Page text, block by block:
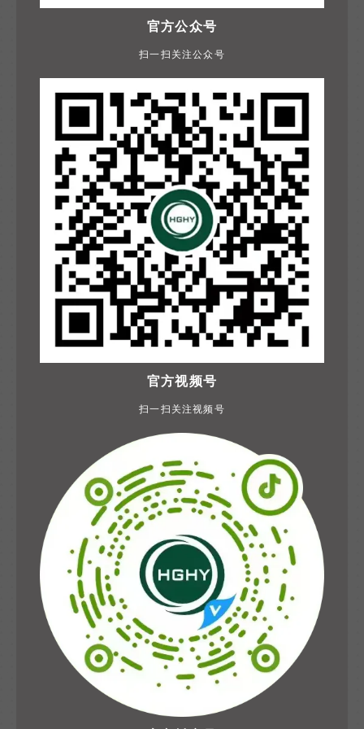
官方公众号
扫一扫关注公众号
官方视频号
扫一扫关注视频号